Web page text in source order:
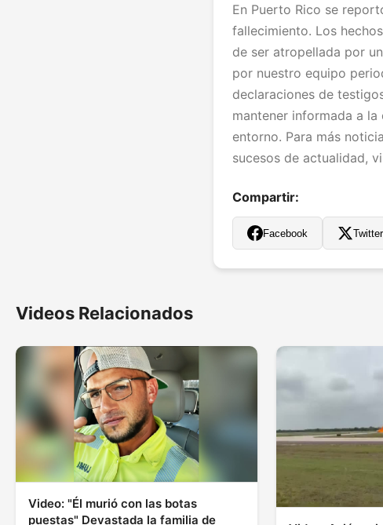
En Puerto Rico se
fallecimiento. Los
de ser atropellada por
por nuestro equipo
declaraciones de
mantener informada a
entorno. Para más
sucesos de actualidad,
Compartir:
Facebook Twitter
Videos Relacionados
Video: "Él murió con las botas
puestas" Devastada la familia de